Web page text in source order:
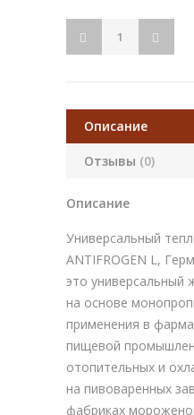
Описание
Отзывы (0)
Описание
Универсальный
ANTIFROGEN L,
это универсальный
на основе
применения в
пищевой
отопительных и
на пивоваренных
фабриках